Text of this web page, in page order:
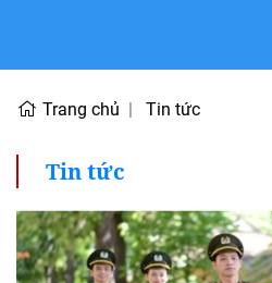
Trang chủ Tin tức
Tin tức